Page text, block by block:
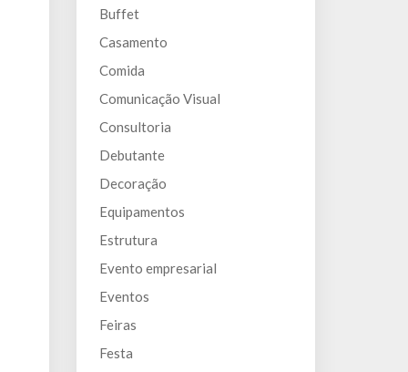
Buffet
Casamento
Comida
Comunicação Visual
Consultoria
Debutante
Decoração
Equipamentos
Estrutura
Evento empresarial
Eventos
Feiras
Festa